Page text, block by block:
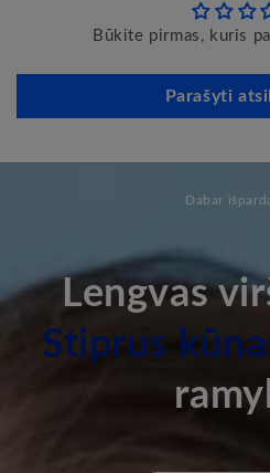
Būkite pirmas, kuris
Parašyti
Dabar
Lengvas
Stiprus